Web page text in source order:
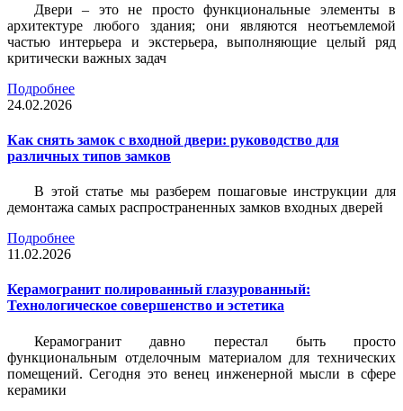
Двери – это не просто функциональные элементы в
архитектуре любого здания; они являются неотъемлемой
частью интерьера и экстерьера, выполняющие целый ряд
критически важных задач
Подробнее
24.02.2026
Как снять замок с входной двери: руководство для
различных типов замков
В этой статье мы разберем пошаговые инструкции для
демонтажа самых распространенных замков входных дверей
Подробнее
11.02.2026
Керамогранит полированный глазурованный:
Технологическое совершенство и эстетика
Керамогранит давно перестал быть просто
функциональным отделочным материалом для технических
помещений. Сегодня это венец инженерной мысли в сфере
керамики